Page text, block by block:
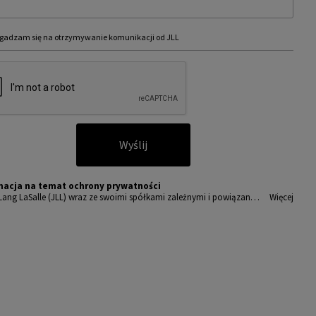
się na otrzymywanie komunikacji od JLL
Wyślij
na temat ochrony prywatności
LaSalle (JLL) wraz ze swoimi spółkami zależnymi i powiązany
Więcej